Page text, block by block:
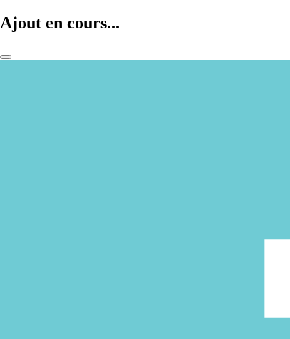
Ajout en cours...